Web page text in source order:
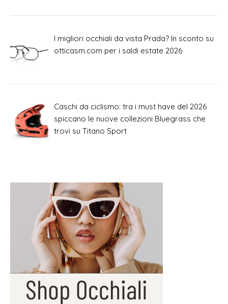
I migliori occhiali da vista Prada? In sconto su
otticasm.com per i saldi estate 2026
Caschi da ciclismo: tra i must have del 2026
spiccano le nuove collezioni Bluegrass che
trovi su Titano Sport